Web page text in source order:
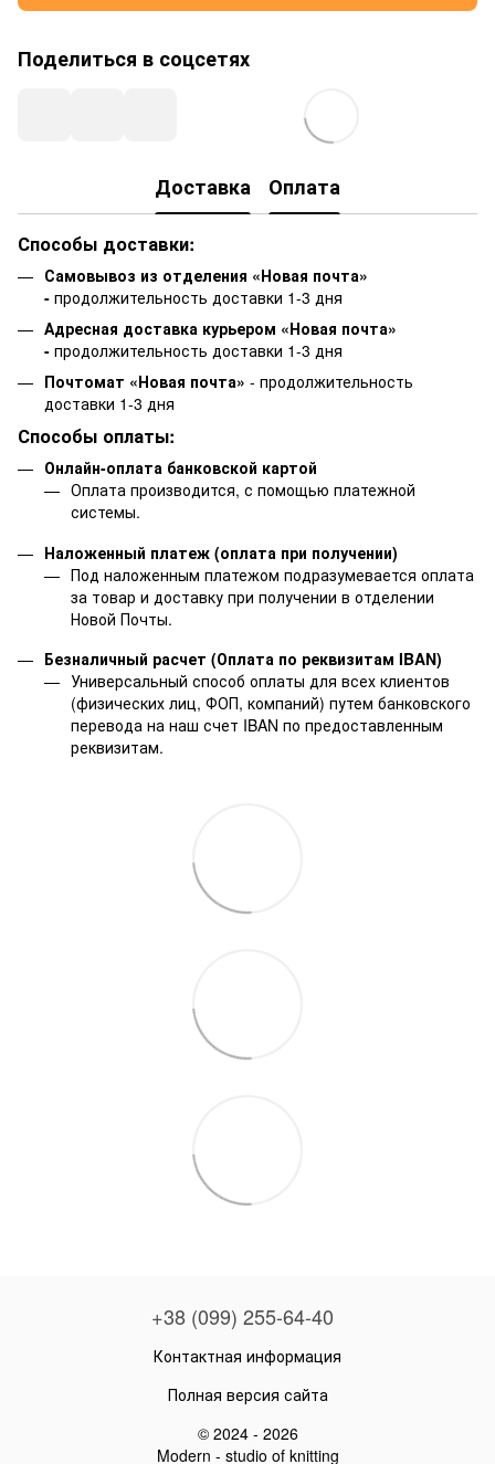
Поделиться в соцсетях
Доставка Оплата
Способы доставки:
Самовывоз из отделения «Новая почта»
- продолжительность доставки 1-3 дня
Адресная доставка курьером «Новая почта»
- продолжительность доставки 1-3 дня
Почтомат «Новая почта» - продолжительность
доставки 1-3 дня
Способы оплаты:
Онлайн-оплата банковской картой
Оплата производится, с помощью платежной
системы.
Наложенный платеж (оплата при получении)
Под наложенным платежом подразумевается оплата
за товар и доставку при получении в отделении
Новой Почты.
Безналичный расчет (Оплата по реквизитам IBAN)
Универсальный способ оплаты для всех клиентов
(физических лиц, ФОП, компаний) путем банковского
перевода на наш счет IBAN по предоставленным
реквизитам.
+38 (099) 255-64-40
Контактная информация
Полная версия сайта
© 2024 - 2026
Modern - studio of knitting